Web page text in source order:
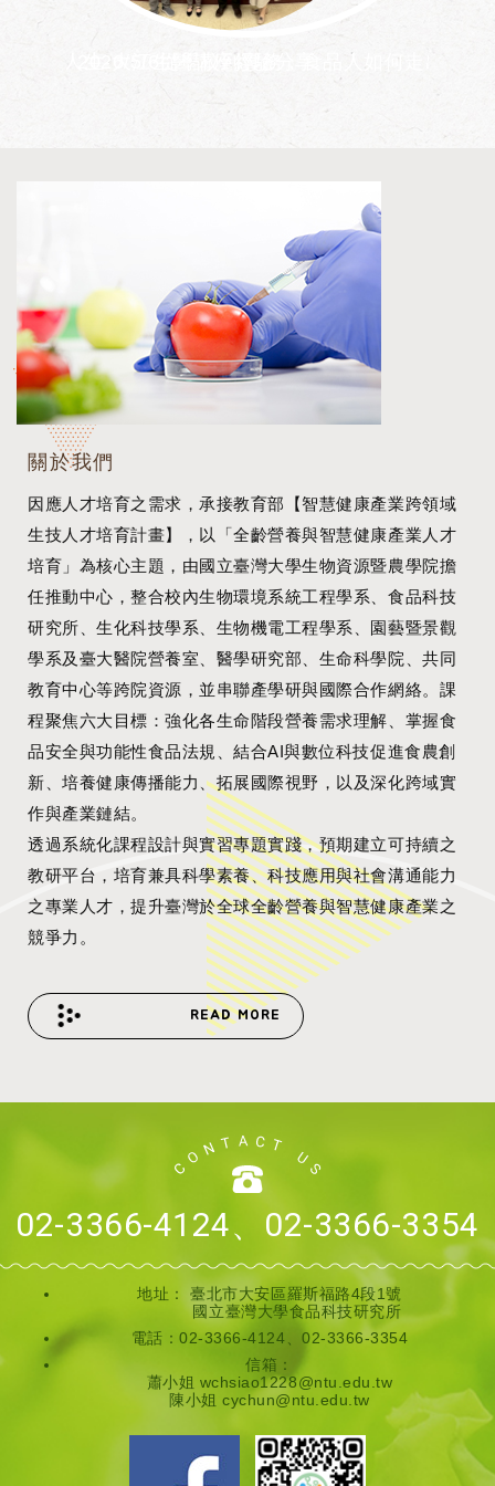
勝利人生-大江生醫講座經驗分享
2026/5/6從學校到實務，食品人如何走出自己
關於我們
因應人才培育之需求，承接教育部【智慧健康產業跨領域
生技人才培育計畫】，以「全齡營養與智慧健康產業人才
培育」為核心主題，由國立臺灣大學生物資源暨農學院擔
任推動中心，整合校內生物環境系統工程學系、食品科技
研究所、生化科技學系、生物機電工程學系、園藝暨景觀
學系及臺大醫院營養室、醫學研究部、生命科學院、共同
教育中心等跨院資源，並串聯產學研與國際合作網絡。課
程聚焦六大目標：強化各生命階段營養需求理解、掌握食
品安全與功能性食品法規、結合AI與數位科技促進食農創
新、培養健康傳播能力、拓展國際視野，以及深化跨域實
作與產業鏈結。
透過系統化課程設計與實習專題實踐，預期建立可持續之
教研平台，培育兼具科學素養、科技應用與社會溝通能力
之專業人才，提升臺灣於全球全齡營養與智慧健康產業之
競爭力。
READ MORE
02-3366-4124、02-3366-3354
地址：臺北市大安區羅斯福路4段1號
國立臺灣大學食品科技研究所
電話：02-3366-4124、02-3366-3354
信箱：
蕭小姐 wchsiao1228@ntu.edu.tw
陳小姐 cychun@ntu.edu.tw